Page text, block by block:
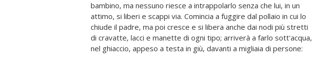
bambino, ma nessuno riesce a intrappolarlo senza che lui, in un
attimo, si liberi e scappi via. Comincia a fuggire dal pollaio in cui lo
chiude il padre, ma poi cresce e si libera anche dai nodi più stretti
di cravatte, lacci e manette di ogni tipo; arriverà a farlo sott'acqua,
nel ghiaccio, appeso a testa in giù, davanti a migliaia di persone:
riuscirà sempre a fuggire. No, non c'è gabbia. Non c'è catena che
possa trattenere Harry. Tranne, forse, gli occhi neri e profondi
della sua Bess. La storia di Houdini, il più grande mago al mondo, e
della sua sfida impossibile: fuggire dall'ultima trappola. Età di